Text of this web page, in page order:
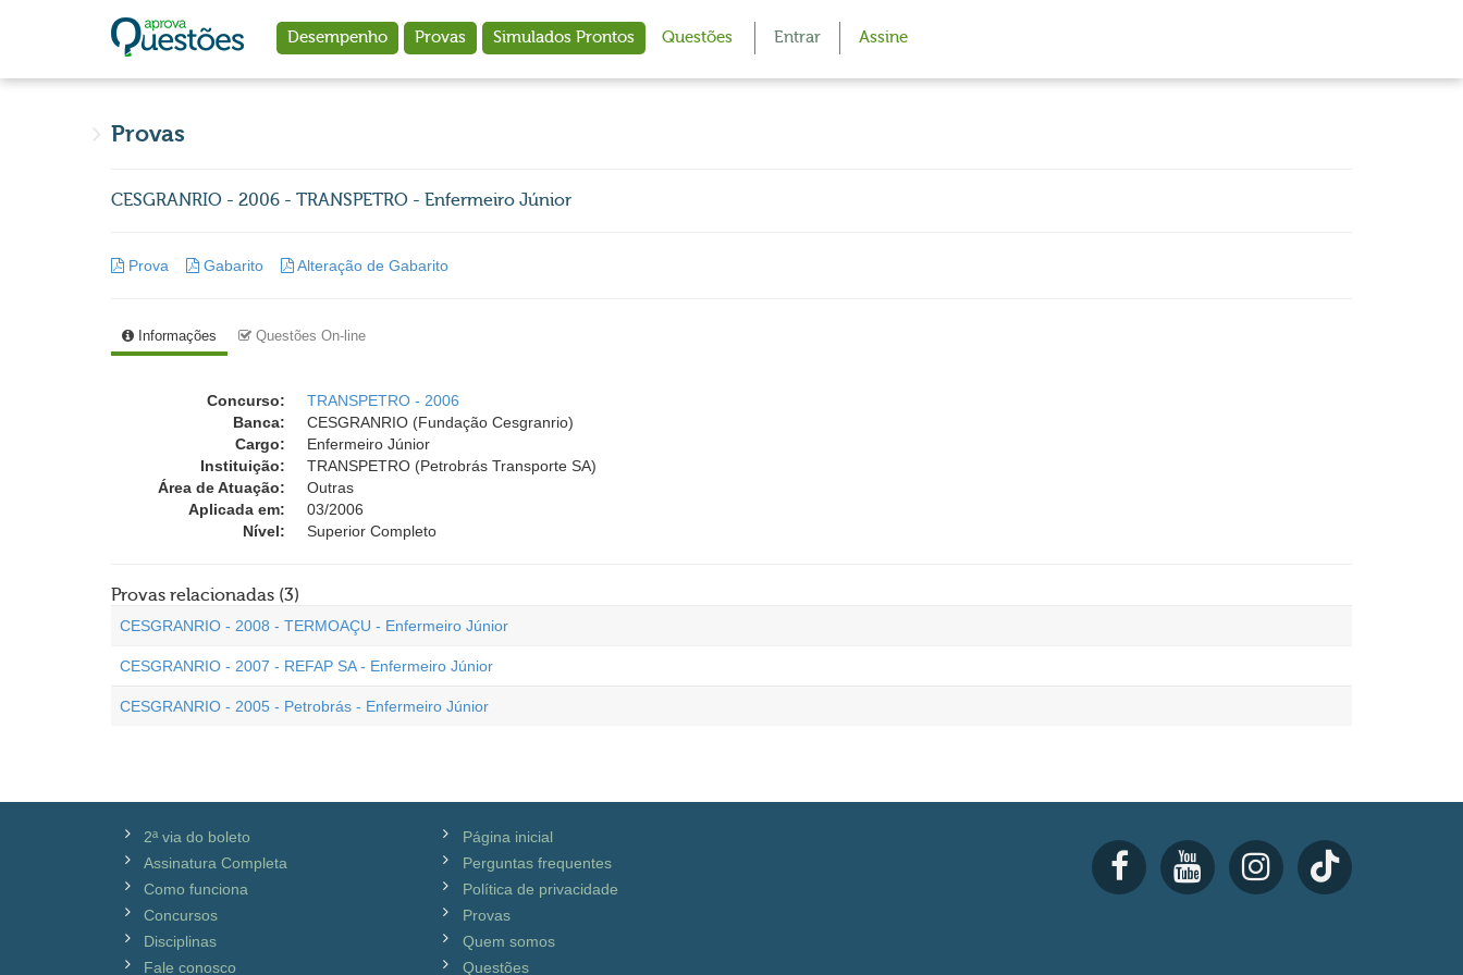
Desempenho Provas Simulados Prontos Questões Entrar Assine
Provas
CESGRANRIO - 2006 - TRANSPETRO - Enfermeiro Júnior
Prova Gabarito Alteração de Gabarito
Informações Questões On-line
Concurso:
TRANSPETRO - 2006
Banca:
CESGRANRIO (Fundação Cesgranrio)
Cargo:
Enfermeiro Júnior
Instituição:
TRANSPETRO (Petrobrás Transporte SA)
Área de Atuação:
Outras
Aplicada em:
03/2006
Nível:
Superior Completo
Provas relacionadas (3)
CESGRANRIO - 2008 - TERMOAÇU - Enfermeiro Júnior
CESGRANRIO - 2007 - REFAP SA - Enfermeiro Júnior
CESGRANRIO - 2005 - Petrobrás - Enfermeiro Júnior
2ª via do boleto
Assinatura Completa
Como funciona
Concursos
Disciplinas
Fale conosco
Página inicial
Perguntas frequentes
Política de privacidade
Provas
Quem somos
Questões